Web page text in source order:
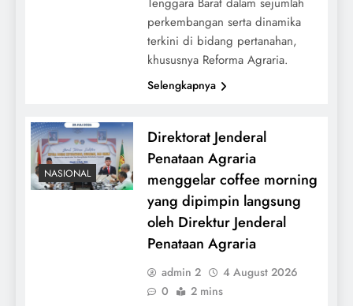
perkembangan serta dinamika
terkini di bidang pertanahan,
khususnya Reforma Agraria.
Selengkapnya
NASIONAL
Direktorat Jenderal
Penataan Agraria
menggelar coffee morning
yang dipimpin langsung
oleh Direktur Jenderal
Penataan Agraria
admin 2
4 August 2026
0
2 mins